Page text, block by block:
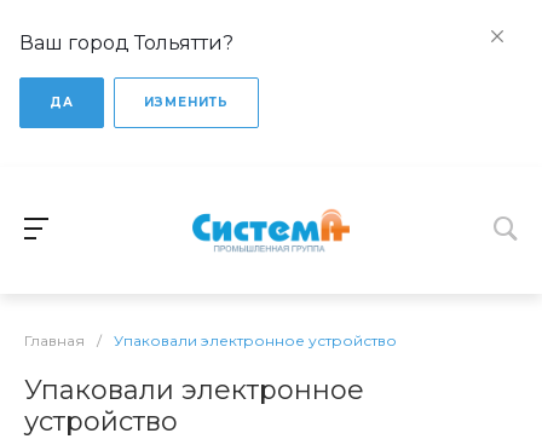
Ваш город Тольятти?
ДА ИЗМЕНИТЬ
Главная / Упаковали электронное устройство
Упаковали электронное
устройство